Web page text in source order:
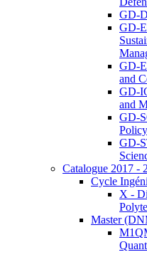
GD-
GD-
GD-
and
GD-
and
GD-
Policy
GD-
Catalogue 2017 -
Cycle
X -
Master